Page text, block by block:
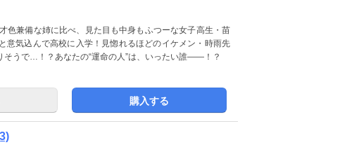
意気込んで高校に入学！見惚れるほどのイケメン・時雨先
そうで…！？あなたの“運命の人”は、いったい誰――！？
購入する